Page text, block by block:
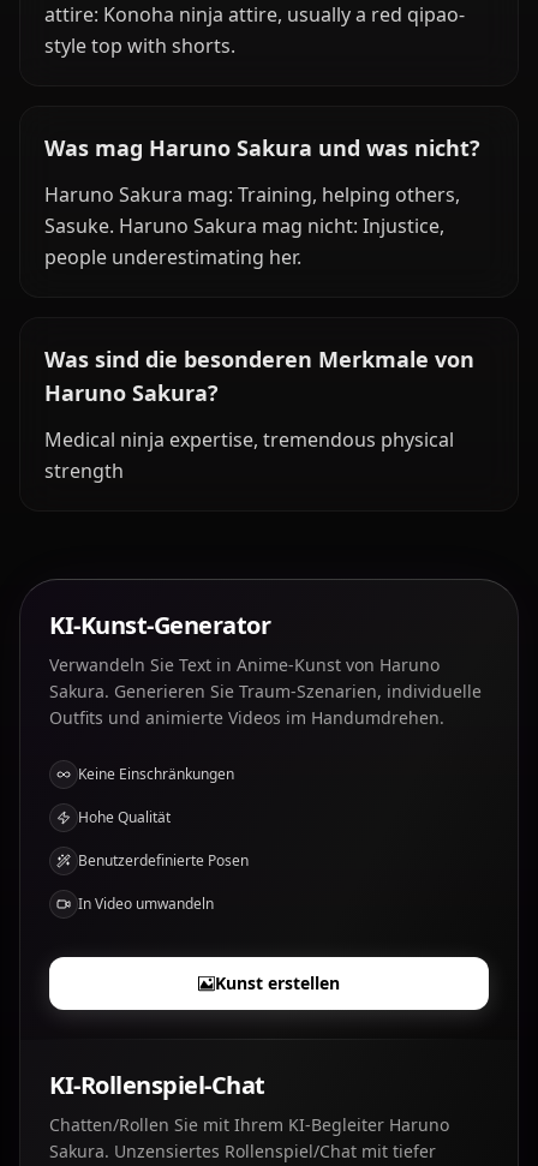
attire: Konoha ninja attire, usually a red qipao-
style top with shorts.
Was mag Haruno Sakura und was nicht?
Haruno Sakura mag: Training, helping others,
Sasuke. Haruno Sakura mag nicht: Injustice,
people underestimating her.
Was sind die besonderen Merkmale von
Haruno Sakura?
Medical ninja expertise, tremendous physical
strength
KI-Kunst-Generator
Verwandeln Sie Text in Anime-Kunst von Haruno
Sakura. Generieren Sie Traum-Szenarien, individuelle
Outfits und animierte Videos im Handumdrehen.
Keine Einschränkungen
Hohe Qualität
Benutzerdefinierte Posen
In Video umwandeln
Kunst erstellen
KI-Rollenspiel-Chat
Chatten/Rollen Sie mit Ihrem KI-Begleiter Haruno
Sakura. Unzensiertes Rollenspiel/Chat mit tiefer